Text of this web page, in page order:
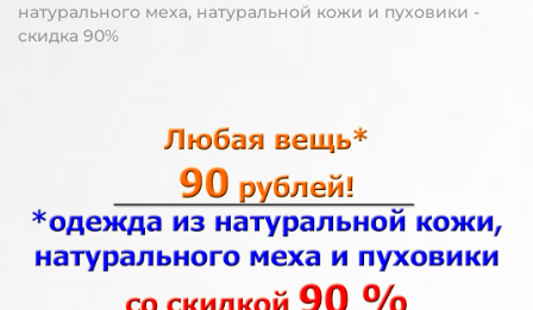
натурального меха, натуральной кожи и пуховики -
скидка 90%